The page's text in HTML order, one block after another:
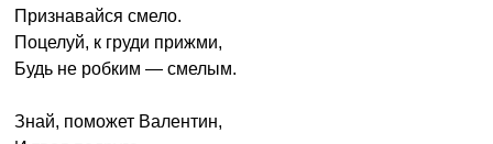
Признавайся смело.
Поцелуй, к груди прижми,
Будь не робким — смелым.
Знай, поможет Валентин,